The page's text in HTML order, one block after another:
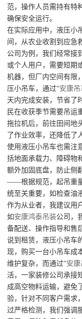
范，操作人员需持有特
确保安全运行。
在实际应用中，液压小
间，从农业收割到应急
公司为例，我们经常接
或个人用户，需要短期
机器，但厂内空间有限
压小吊车，通过“安康吊
天内完成安装，节省了
民在收获季节需要吊运
拖拉机后，前往田间地
了作业效率，还降低了
使用液压小吊车也需注
括地面承载力、障碍物
额外加固底盘，防止侧
——根据规范，起吊重
统至关重要，如检查油
作为从业者，我建议用
如 安康鸿泰吊装公司，
备配送、操作指导和售
说到租赁，液压小吊车
现，购买一台小吊车成
维护复杂，而通过“安康
活，一家装修公司承接
成高空物料运输，避免
验，针对不同客户需求
过严格检测，我们强调